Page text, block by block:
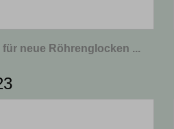
für neue Röhrenglocken ...